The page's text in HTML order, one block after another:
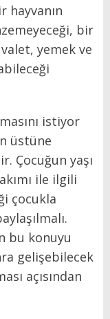
hayvanın
bir
yemek ve
istiyor
üstüne
Çocuğun yaşı
ile ilgili
çocukla
bu konuyu
gelişebilecek
açısından